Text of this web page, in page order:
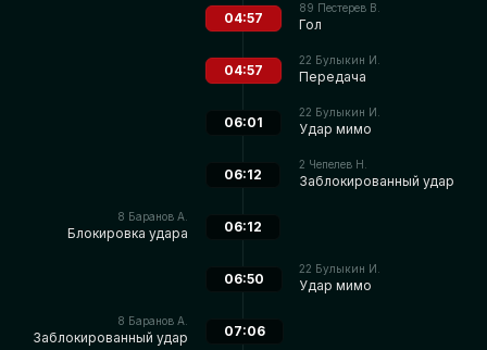
89 Пестерев В.
Гол
04:57
22 Булыкин И.
Передача
04:57
22 Булыкин И.
Удар мимо
06:01
2 Чепелев Н.
Заблокированный удар
06:12
8 Баранов А.
Блокировка удара 06:12
22 Булыкин И.
Удар мимо
06:50
8 Баранов А.
Заблокированный удар 07:06